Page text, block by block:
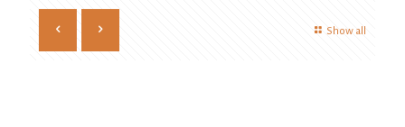
Show all